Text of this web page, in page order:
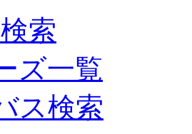
索
ズ一覧
ス検索